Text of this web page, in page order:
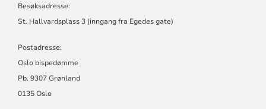
Besøksadresse:
St. Hallvardsplass 3 (inngang fra Egedes gate)
Postadresse:
Oslo bispedømme
Pb. 9307 Grønland
0135 Oslo